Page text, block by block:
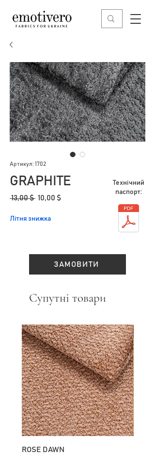
Артикул: 1702
GRAPHITE
13,00 $ Звичайна
10,00 $За
Літня знижка
Технічний
паспорт:
ЗАМОВИТИ
Супутні товари
ROSE DAWN